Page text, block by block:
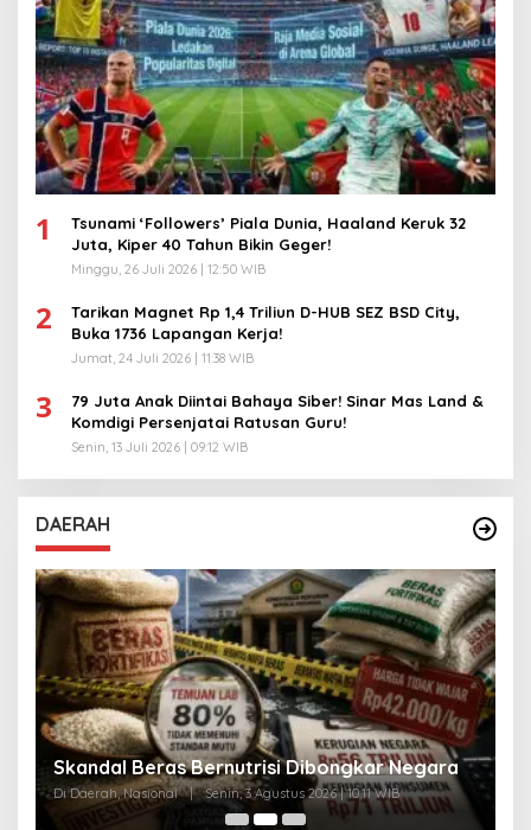
1
Tsunami ‘Followers’ Piala Dunia, Haaland Keruk 32
Juta, Kiper 40 Tahun Bikin Geger!
Minggu, 26 Juli 2026 | 12:50 WIB
2
Tarikan Magnet Rp 1,4 Triliun D-HUB SEZ BSD City,
Buka 1736 Lapangan Kerja!
Jumat, 24 Juli 2026 | 11:38 WIB
3
79 Juta Anak Diintai Bahaya Siber! Sinar Mas Land &
Komdigi Persenjatai Ratusan Guru!
Senin, 13 Juli 2026 | 09:12 WIB
DAERAH
Skandal Beras Bernutrisi Dibongkar Negara
Di Daerah, Nasional | Senin, 3 Agustus 2026 | 10:11 WIB